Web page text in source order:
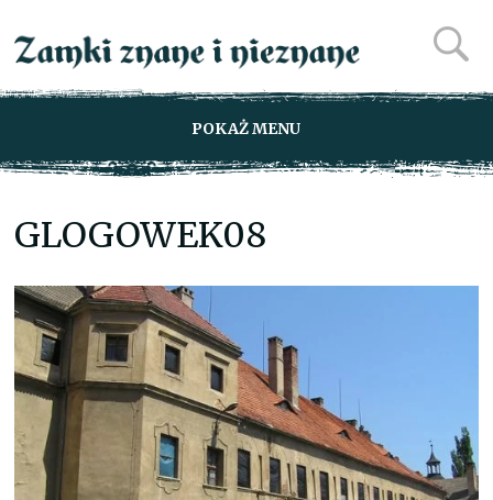
POKAŻ MENU
GLOGOWEK08